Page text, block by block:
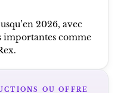
2026, avec
importantes comme
OU OFFRE